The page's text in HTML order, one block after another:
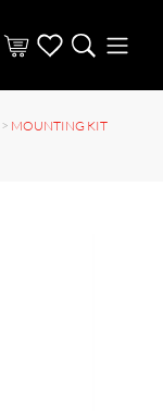
> MOUNTING KIT